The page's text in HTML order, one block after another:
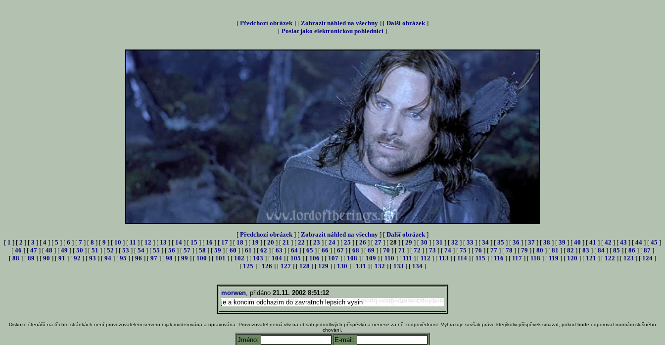
[ Předchozí obrázek ] [ Zobrazit náhled na všechny ] [ Další obrázek ]
[ Poslat jako elektronickou pohlednici ]
[ Předchozí obrázek ] [ Zobrazit náhled na všechny ] [ Další obrázek ]
[ 1 ] [ 2 ] [ 3 ] [ 4 ] [ 5 ] [ 6 ] [ 7 ] [ 8 ] [ 9 ] [ 10 ] [ 11 ] [ 12 ] [ 13 ] [ 14 ] [ 15 ] [ 16 ] [ 17 ] [ 18 ] [ 19 ] [ 20 ] [ 21 ] [ 22 ] [ 23 ] [ 24 ] [ 25 ] [ 26 ] [ 27 ] [ 28 ] [ 29 ] [ 30 ] [ 31 ] [ 32 ] [ 33 ] [ 34 ] [ 35 ] [ 36 ] [ 37 ] [ 38 ] [ 39 ] [ 40 ] [ 41 ] [ 42 ] [ 43 ] [ 44 ] [ 45 ]
[ 46 ] [ 47] [ 48 ] [ 49 ] [ 50 ] [ 51 ] [ 52 ] [ 53 ] [ 54] [ 55 ] [ 56 ] [ 57] [ 58 ] [ 59 ] [ 60 ] [ 61 ] [ 62 ] [ 63 ] [ 64] [ 65 ] [ 66 ] [ 67] [ 68 ] [ 69 ] [ 70 ] [ 71 ] [ 72 ] [ 73 ] [ 74] [ 75 ] [ 76 ] [ 77] [ 78 ] [ 79 ] [ 80 ] [ 81 ] [ 82 ] [ 83 ] [ 84] [ 85 ] [ 86 ] [ 87]
[ 88 ] [ 89 ] [ 90 ] [ 91 ] [ 92 ] [ 93 ] [ 94 ] [ 95 ] [ 96 ] [ 97 ] [ 98 ] [ 99 ] [ 100 ] [ 101 ] [ 102 ] [ 103 ] [ 104 ] [ 105 ] [ 106 ] [ 107 ] [ 108 ] [ 109 ] [ 110 ] [ 111 ] [ 112 ] [ 113 ] [ 114 ] [ 115 ] [ 116 ] [ 117 ] [ 118 ] [ 119 ] [ 120 ] [ 121 ] [ 122 ] [ 123 ] [ 124 ]
[ 125 ] [ 126 ] [ 127] [ 128 ] [ 129 ] [ 130 ] [ 131 ] [ 132 ] [ 133 ] [ 134]
morwen, přidáno 21.11. 2002 8:51:12
je a koncim odchazim do zavratnch lepsich vysin
Diskuze čtenářů na těchto stránkách není provozovatelem serveru nijak moderována a upravována. Provozovatel nemá vliv na obsah jednotlivých příspěvků a nenese za ně zodpovědnost. Vyhrazuje si však právo kterýkoliv příspěvek smazat, pokud bude odporovat normám slušného
chování.
Jméno:
E-mail: